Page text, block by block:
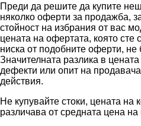
Преди да решите да купите
няколко оферти за продажба,
стойност на избрания от вас
цената на офертата, която сте
ниска от подобните оферти, не
Значителната разлика в
дефекти или опит на
действия.
Не купувайте стоки, цената на
различава от средната цена на